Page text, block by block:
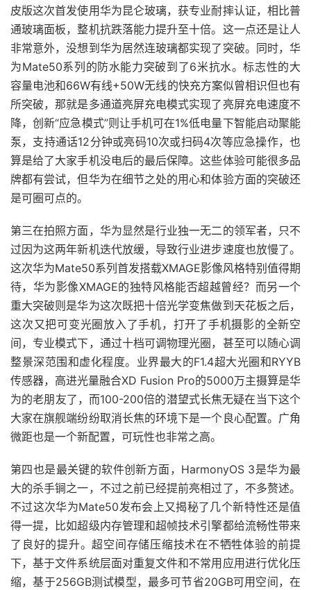
皮版这次首发使用华为昆仑玻璃，获专业耐摔认证，相比普
通玻璃面板，整机抗跌落能力提升至十倍。这一点还是让人
非常意外，没想到华为居然连玻璃都实现了突破。同时，华
为Mate50系列的防水能力突破到了6米抗水。标志性的大
容量电池和66W有线+50W无线的快充方案似曾相识但也有
所突破，那就是多通道亮屏充电模式实现了亮屏充电速度不
降，创新“应急模式”则让手机可在1%低电量下智能启动聚能
泵，支持通话12分钟或亮码10次或扫码4次等应急操作，也
算是给了大家手机没电后的最后保障。这些体验可能很多品
牌都有尝试，但华为在细节之处的用心和体验方面的突破还
是可圈可点的。
第三在拍照方面，华为显然是行业独一无二的领军者，只不
过因为这两年新机迭代放缓，导致行业进步速度也放慢了。
这次华为Mate50系列首发搭载XMAGE影像风格特别值得期
待，华为影像XMAGE的独特风格能否超越曾经？而另一个
重大突破则是华为这次既把十倍光学变焦做到天花板之后，
这次又把可变光圈放入了手机，打开了手机摄影的全新空
间，专业模式下，通过十档可调物理光圈，甚至可以随心调
整景深范围和虚化程度。业界最大的F1.4超大光圈和RYYB
传感器，高进光量融合XD Fusion Pro的5000万主摄算是华
为的老朋友了，而100-200倍的潜望式长焦无疑在当下这个
大家在旗舰端纷纷取消长焦的环境下是一个良心配置。广角
微距也是一个新配置，可玩性也非常之高。
第四也是最关键的软件创新方面，HarmonyOS 3是华为最
大的杀手锏之一，不过之前已经提前亮相过了，不多赘述。
不过这次华为Mate50发布会上又揭秘了几个新特性还是值
得一提，比如超级内存管理和超帧技术引擎都给流畅性带来
了良好的提升。超空间存储压缩技术在不牺牲体验的前提
下，基于文件系统层面对重复文件和不常用应用进行优化压
缩，基于256GB测试模型，最多可节省20GB可用空间，在